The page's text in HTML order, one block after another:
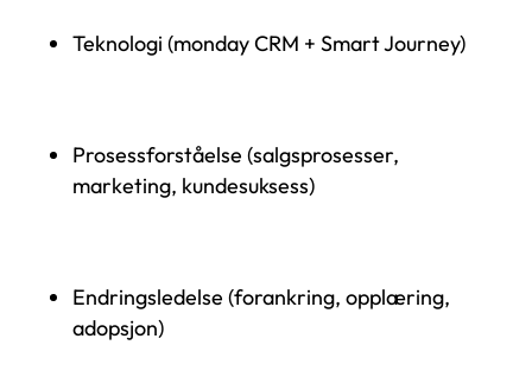
Teknologi (monday CRM + Smart Journey)
Prosessforståelse (salgsprosesser,
marketing, kundesuksess)
Endringsledelse (forankring, opplæring,
adopsjon)